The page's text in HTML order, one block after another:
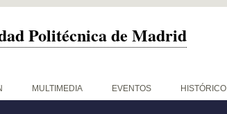
Politécnica de Madrid
MULTIMEDIA EVENTOS HISTÓRICO